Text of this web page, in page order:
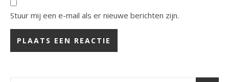
Stuur mij een e-mail als er nieuwe berichten zijn.